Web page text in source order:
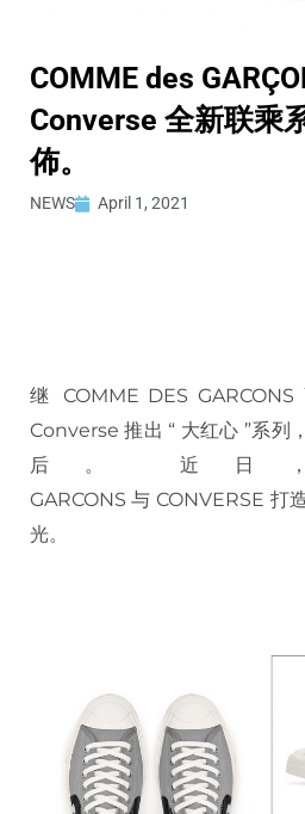
COMME des
Converse 全新联乘
佈。
NEWS April 1, 2021
继 COMME DES
Converse 推出 “ 大红心 ”系列
后。 近日
GARCONS 与 CONVERSE 打
光。